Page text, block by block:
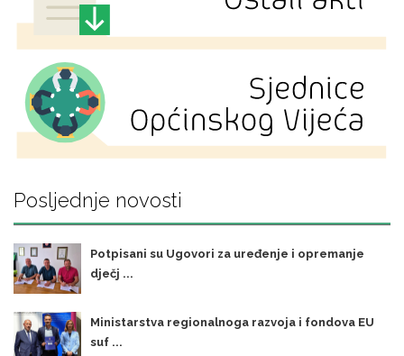
Posljednje novosti
Potpisani su Ugovori za uređenje i opremanje
dječj ...
Ministarstva regionalnoga razvoja i fondova EU
suf ...